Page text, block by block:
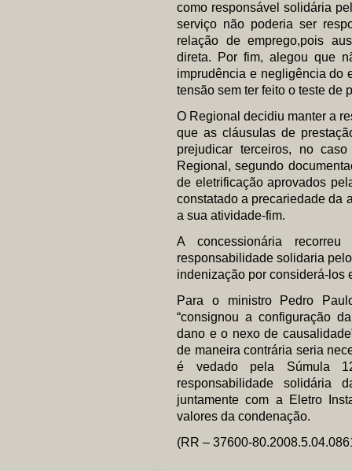
como responsável solidária
serviço não poderia ser
relação de emprego,pois
direta. Por fim, alegou que
imprudência e negligência do
tensão sem ter feito o teste de
O Regional decidiu manter a
que as cláusulas de
prejudicar terceiros, no
Regional, segundo
de eletrificação aprovados
constatado a precariedade da
a sua atividade-fim.
A concessionária
responsabilidade solidaria
indenização por considerá-los
Para o ministro Pedro
“consignou a configuração
dano e o nexo de
de maneira contrária seria
é vedado pela Súmula
responsabilidade solidária
juntamente com a Eletro
valores da condenação.
(RR – 37600-